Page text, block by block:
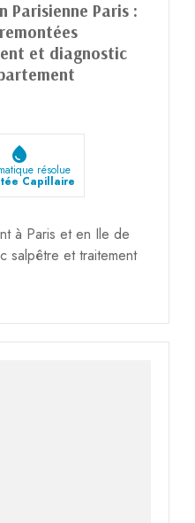
Parisienne Paris :
et diagnostic
water_drop
résolue
Capillaire
à Paris et en Ile de
salpêtre et traitement